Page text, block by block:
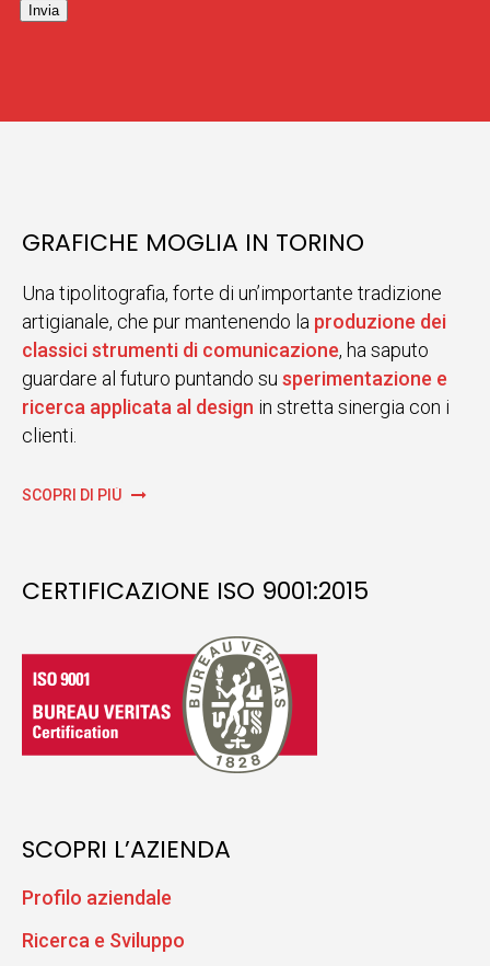
Invia
GRAFICHE MOGLIA IN TORINO
Una tipolitografia, forte di un’importante tradizione
artigianale, che pur mantenendo la produzione dei
classici strumenti di comunicazione, ha saputo
guardare al futuro puntando su sperimentazione e
ricerca applicata al design in stretta sinergia con i
clienti.
SCOPRI DI PIÙ
CERTIFICAZIONE ISO 9001:2015
SCOPRI L’AZIENDA
Profilo aziendale
Ricerca e Sviluppo